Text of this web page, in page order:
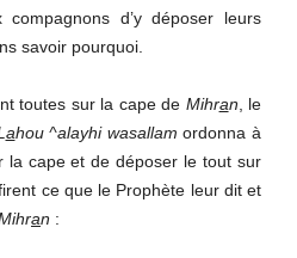
d’y déposer leurs
savoir pourquoi.
toutes sur la cape de Mihran , le
ahou ^alayhi wasallamordonna à
la cape et de déposer le tout sur
firent ce que le Prophète leur dit et
an :